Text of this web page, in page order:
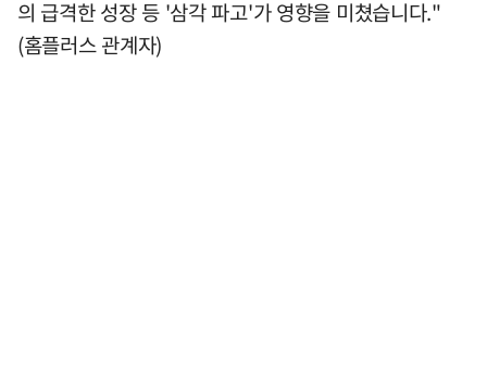
의 급격한 성장 등 '삼각 파고'가 영향을 미쳤습니다."
(홈플러스 관계자)